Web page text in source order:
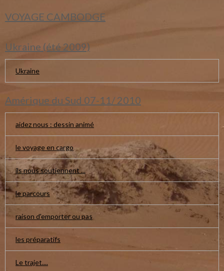
VOYAGE CAMBODGE
Ukraine (été 2009)
Ukraine
Amérique du Sud 07-11/ 2010
aidez nous : dessin animé
le voyage en cargo
ils nous soutiennent ...
le parcours
raison d'emporter ou pas
les préparatifs
Le trajet....